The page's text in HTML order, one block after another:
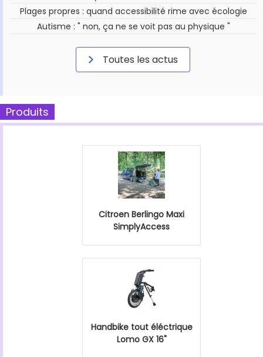
Plages propres : quand accessibilité rime avec écologie
Autisme : " non, ça ne se voit pas au physique "
Toutes les actus
Produits
Citroen Berlingo Maxi
SimplyAccess
Handbike tout éléctrique
Lomo GX 16"